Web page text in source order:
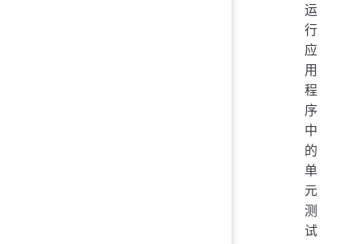
运
行
应
用
程
序
中
的
单
元
测
试